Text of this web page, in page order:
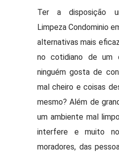
Ter a disposição
Limpeza Condominio
alternativas mais
no cotidiano de um
ninguém gosta de
mal cheiro e coisas
mesmo? Além de
um ambiente mal
interfere e muito
moradores, das